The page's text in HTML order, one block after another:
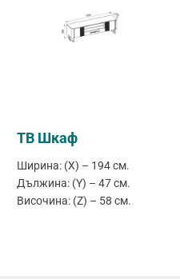
ТВ Шкаф
Ширина: (X) – 194 см.
Дължина: (Y) – 47 см.
Височина: (Z) – 58 см.